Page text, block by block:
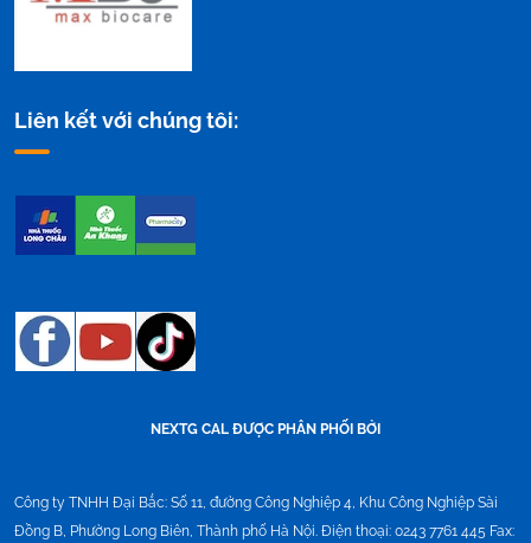
Liên kết với chúng tôi:
NEXTG CAL ĐƯỢC PHÂN PHỐI BỞI
Công ty TNHH Đại Bắc: Số 11, đường Công Nghiệp 4, Khu Công Nghiệp Sài
Đồng B, Phường Long Biên, Thành phố Hà Nội. Điện thoại: 0243 7761 445 Fax: